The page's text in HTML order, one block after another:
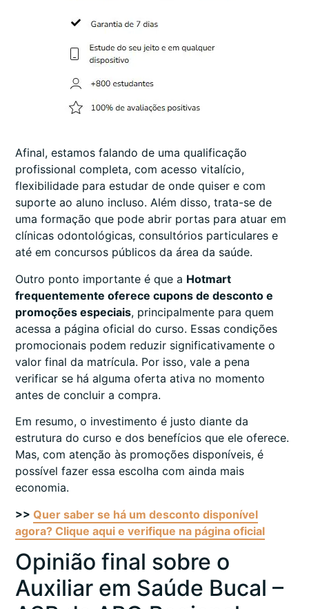
Afinal, estamos falando de uma qualificação
profissional completa, com acesso vitalício,
flexibilidade para estudar de onde quiser e com
suporte ao aluno incluso. Além disso, trata-se de
uma formação que pode abrir portas para atuar em
clínicas odontológicas, consultórios particulares e
até em concursos públicos da área da saúde.
Outro ponto importante é que a Hotmart
frequentemente oferece cupons de desconto e
promoções especiais, principalmente para quem
acessa a página oficial do curso. Essas condições
promocionais podem reduzir significativamente o
valor final da matrícula. Por isso, vale a pena
verificar se há alguma oferta ativa no momento
antes de concluir a compra.
Em resumo, o investimento é justo diante da
estrutura do curso e dos benefícios que ele oferece.
Mas, com atenção às promoções disponíveis, é
possível fazer essa escolha com ainda mais
economia.
>> Quer saber se há um desconto disponível
agora? Clique aqui e verifique na página oficial
Opinião final sobre o
Auxiliar em Saúde Bucal –